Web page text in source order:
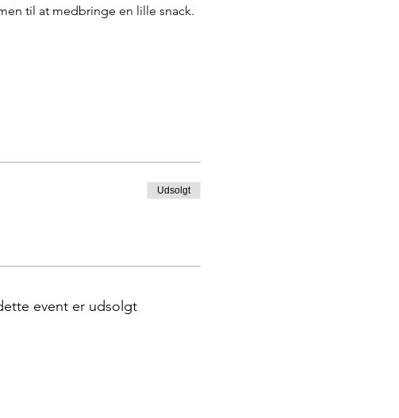
til at medbringe en lille snack.
Udsolgt
event er udsolgt